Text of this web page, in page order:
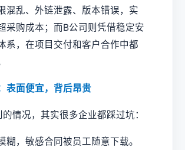
混乱、外链泄露、版本错误，实
采购成本；而B公司则凭借稳定安
系，在项目交付和客户合作中都
表面便宜，背后昂贵
情况，其实很多企业都踩过坑：
糊，敏感合同被员工随意下载。